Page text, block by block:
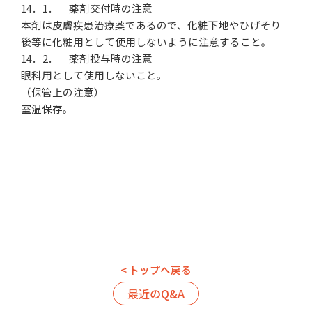
14．1． 薬剤交付時の注意
本剤は皮膚疾患治療薬であるので、化粧下地やひげそり
後等に化粧用として使用しないように注意すること。
14．2． 薬剤投与時の注意
眼科用として使用しないこと。
（保管上の注意）
室温保存。
< トップへ戻る
最近のQ&A